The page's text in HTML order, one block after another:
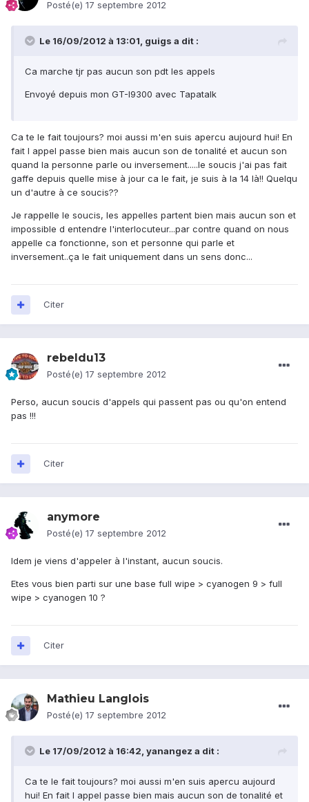
Posté(e) 17 septembre 2012
Le 16/09/2012 à 13:01, guigs a dit :
Ca marche tjr pas aucun son pdt les appels
Envoyé depuis mon GT-I9300 avec Tapatalk
Ca te le fait toujours? moi aussi m'en suis apercu aujourd hui! En
fait l appel passe bien mais aucun son de tonalité et aucun son
quand la personne parle ou inversement.....le soucis j'ai pas fait
gaffe depuis quelle mise à jour ca le fait, je suis à la 14 là!! Quelqu
un d'autre à ce soucis??
Je rappelle le soucis, les appelles partent bien mais aucun son et
impossible d entendre l'interlocuteur...par contre quand on nous
appelle ca fonctionne, son et personne qui parle et
inversement..ça le fait uniquement dans un sens donc...
Citer
rebeldu13
Posté(e) 17 septembre 2012
Perso, aucun soucis d'appels qui passent pas ou qu'on entend
pas !!!
Citer
anymore
Posté(e) 17 septembre 2012
Idem je viens d'appeler à l'instant, aucun soucis.
Etes vous bien parti sur une base full wipe > cyanogen 9 > full
wipe > cyanogen 10 ?
Citer
Mathieu Langlois
Posté(e) 17 septembre 2012
Le 17/09/2012 à 16:42, yanangez a dit :
Ca te le fait toujours? moi aussi m'en suis apercu aujourd
hui! En fait l appel passe bien mais aucun son de tonalité et